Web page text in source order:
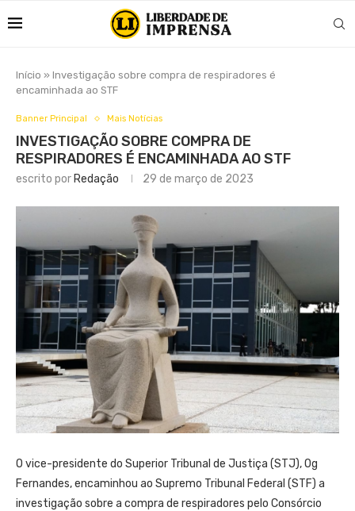
Início » Investigação sobre compra de respiradores é
encaminhada ao STF
Banner Principal Mais Notícias
INVESTIGAÇÃO SOBRE COMPRA DE
RESPIRADORES É ENCAMINHADA AO STF
escrito por Redação 29 de março de 2023
O vice-presidente do Superior Tribunal de Justiça (STJ), Og
Fernandes, encaminhou ao Supremo Tribunal Federal (STF) a
investigação sobre a compra de respiradores pelo Consórcio